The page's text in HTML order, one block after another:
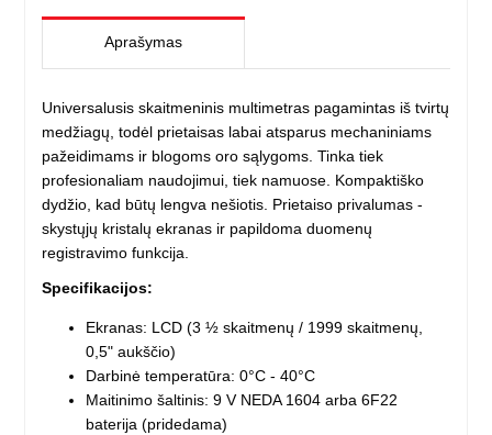
Aprašymas
Universalusis skaitmeninis multimetras pagamintas iš tvirtų
medžiagų, todėl prietaisas labai atsparus mechaniniams
pažeidimams ir blogoms oro sąlygoms. Tinka tiek
profesionaliam naudojimui, tiek namuose. Kompaktiško
dydžio, kad būtų lengva nešiotis. Prietaiso privalumas -
skystųjų kristalų ekranas ir papildoma duomenų
registravimo funkcija.
Specifikacijos:
Ekranas: LCD (3 ½ skaitmenų / 1999 skaitmenų,
0,5" aukščio)
Darbinė temperatūra: 0°C - 40°C
Maitinimo šaltinis: 9 V NEDA 1604 arba 6F22
baterija (pridedama)